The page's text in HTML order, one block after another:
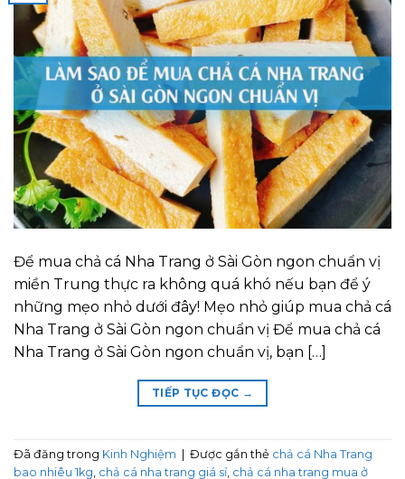
Để mua chả cá Nha Trang ở Sài Gòn ngon chuẩn vị
miền Trung thực ra không quá khó nếu bạn để ý
những mẹo nhỏ dưới đây! Mẹo nhỏ giúp mua chả cá
Nha Trang ở Sài Gòn ngon chuẩn vị Để mua chả cá
Nha Trang ở Sài Gòn ngon chuẩn vị, bạn […]
TIẾP TỤC ĐỌC →
Đã đăng trong Kinh Nghiệm Được gắn thẻ chả cá Nha Trang
bao nhiêu 1kg, chả cá nha trang giá sỉ, chả cá nha trang mua ở